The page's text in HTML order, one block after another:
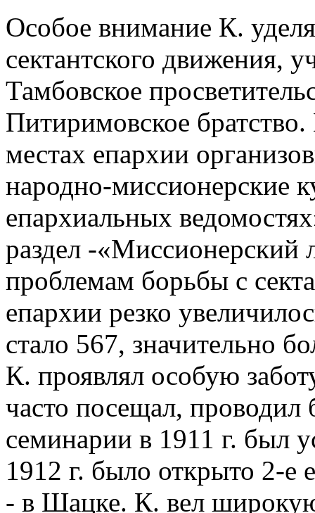
Особое внимание К.
сектантского движения,
Тамбовское
Питиримовское
местах епархии
народно-миссионерские
епархиальных
раздел -«Миссионерский
проблемам борьбы с
епархии резко
стало 567, значительно
К. проявлял особую
часто посещал,
семинарии в 1911 г. был
1912 г. было открыто 2-е
- в Шацке. К. вел